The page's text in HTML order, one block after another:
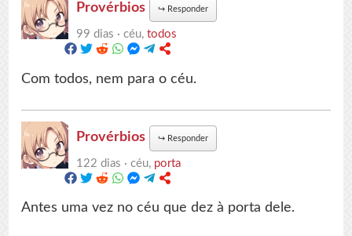
Provérbios ↪ Responder
99 dias ·céu,todos
Com todos, nem para o céu.
Provérbios ↪ Responder
122 dias ·céu, porta
Antes uma vez no céu que dez à porta dele.